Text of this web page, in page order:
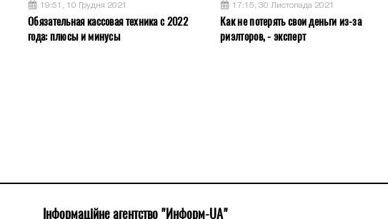
19:51, 10 Грудня 2021
Обязательная кассовая техника с 2022
года: плюсы и минусы
17:15, 30 Листопада 2021
Как не потерять свои деньги из-за
риэлторов, - эксперт
Інформаційне агентство "Информ-UA"